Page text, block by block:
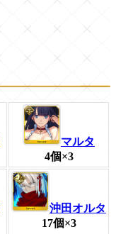
マルタ
4個×3
沖田オルタ
17個×3